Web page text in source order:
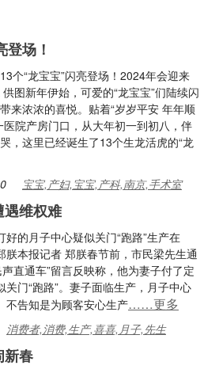
登场！
个“龙宝宝”闪亮登场！2024年会迎来
图新年伊始，可爱的“龙宝宝”们陆续闪
来浓浓的喜悦。贴着“岁岁平安 年年顺
医院产房门口，从大年初一到初八，伴
，这里已经诞生了13个生龙活虎的“龙
宝宝,产妇,宝宝,产科,南京,手术室
遇维权难
的月子中心疑似关门“跑路”生产在
朕本报记者 郑朕春节前，市民梁先生通
直通车”留言反映称，他为妻子付了定
门“跑路”。妻子面临生产，月子中心
不告知是为顾客安心生产……更多
消费者,消费,生产,喜喜,月子,先生
新春